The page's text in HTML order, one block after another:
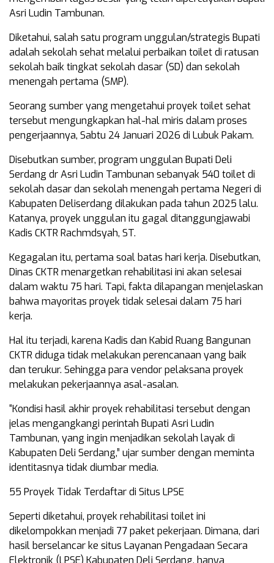
Asri Ludin Tambunan.
Diketahui, salah satu program unggulan/strategis Bupati
adalah sekolah sehat melalui perbaikan toilet di ratusan
sekolah baik tingkat sekolah dasar (SD) dan sekolah
menengah pertama (SMP).
Seorang sumber yang mengetahui proyek toilet sehat
tersebut mengungkapkan hal-hal miris dalam proses
pengerjaannya, Sabtu 24 Januari 2026 di Lubuk Pakam.
Disebutkan sumber, program unggulan Bupati Deli
Serdang dr Asri Ludin Tambunan sebanyak 540 toilet di
sekolah dasar dan sekolah menengah pertama Negeri di
Kabupaten Deliserdang dilakukan pada tahun 2025 lalu.
Katanya, proyek unggulan itu gagal ditanggungjawabi
Kadis CKTR Rachmdsyah, ST.
Kegagalan itu, pertama soal batas hari kerja. Disebutkan,
Dinas CKTR menargetkan rehabilitasi ini akan selesai
dalam waktu 75 hari. Tapi, fakta dilapangan menjelaskan
bahwa mayoritas proyek tidak selesai dalam 75 hari
kerja.
Hal itu terjadi, karena Kadis dan Kabid Ruang Bangunan
CKTR diduga tidak melakukan perencanaan yang baik
dan terukur. Sehingga para vendor pelaksana proyek
melakukan pekerjaannya asal-asalan.
“Kondisi hasil akhir proyek rehabilitasi tersebut dengan
jelas mengangkangi perintah Bupati Asri Ludin
Tambunan, yang ingin menjadikan sekolah layak di
Kabupaten Deli Serdang,” ujar sumber dengan meminta
identitasnya tidak diumbar media.
55 Proyek Tidak Terdaftar di Situs LPSE
Seperti diketahui, proyek rehabilitasi toilet ini
dikelompokkan menjadi 77 paket pekerjaan. Dimana, dari
hasil berselancar ke situs Layanan Pengadaan Secara